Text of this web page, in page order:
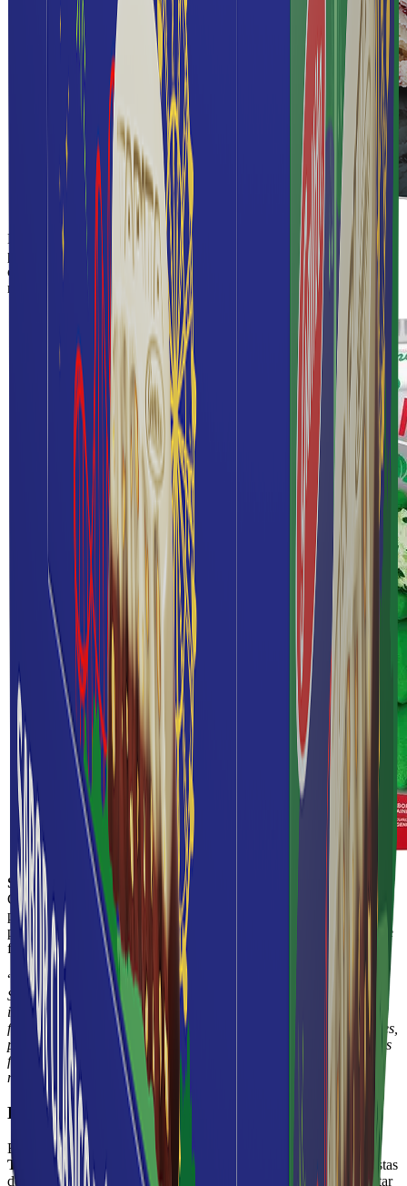
No pueden faltar las paletas en esta temporada, y los consumidores
podrán disfrutar de a paleta Arbolito de Menta
: un delicioso helado
con sabor refrescante cubierto de vainilla, ideal para darle un toque
refrescante a las celebraciones.
Sofía Valverde, gerente de Comunicación y Relaciones
Comunitarias de Dos Pinos, destacó el esfuerzo de la Cooperativa
por innovar constantemente y ofrecer innovadoras opciones de
productos pensados especialmente para acompañar las reuniones de
fin de año.
“
Celebramos la época navideña alineados a nuestro propósito de
Siempre con Algo Mejor, ofreciendo al consumidor un portafolio
indulgente especial para esta temporada donde compartimos en
familia y con amigos. Esperamos que con estas deliciosas opciones,
podamos propiciar puntos de encuentro para celebrar desde ya las
fiestas de fin de año con lo mejor de nuestros productos en su
mesa
”, comentó Valverde.
La favorita de los ticos
El sabor auténtico de la Navidad se completa con la tradicional
Tapita Navideña,
uno de los productos más esperados de las fiestas
de fin de año, perfecto para compartir con seres queridos o disfrutar